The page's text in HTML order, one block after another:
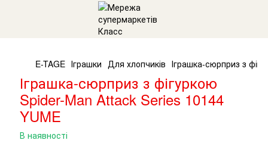
E-TAGE Іграшки Для хлопчиків Іграшка-сюрприз з
Іграшка-сюрприз з фігуркою
Spider-Man Attack Series 10144
YUME
В наявності